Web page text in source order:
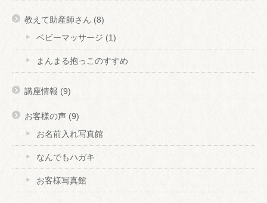
教えて助産師さん (8)
ベビーマッサージ (1)
まんまる抱っこのすすめ
講座情報 (9)
お客様の声 (9)
お名前入れ写真館
なんでもハガキ
お客様写真館